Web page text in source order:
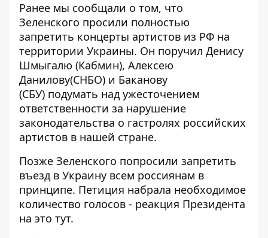
Ранее мы сообщали о том, что
Зеленского просили полностью
запретить концерты артистов из РФ на
территории Украины. Он поручил Денису
Шмыгалю (Кабмин), Алексею
Данилову(СНБО) и Баканову
(СБУ) подумать над ужесточением
ответственности за нарушение
законодательства о гастролях российских
артистов в нашей стране.
Позже Зеленского попросили запретить
въезд в Украину всем россиянам в
принципе. Петиция набрала необходимое
количество голосов - реакция Президента
на это тут.